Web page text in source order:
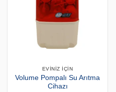
EVINIZ İÇIN
Volume Pompalı Su Arıtma
Cihazı